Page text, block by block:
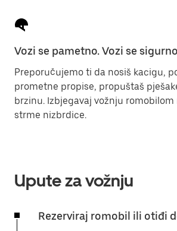
Vozi se pametno. Vozi se
Preporučujemo ti da nosiš kacigu,
prometne propise, propuštaš
brzinu. Izbjegavaj vožnju romobilom
strme nizbrdice.
Upute za vožnju
Rezerviraj romobil ili otiđi